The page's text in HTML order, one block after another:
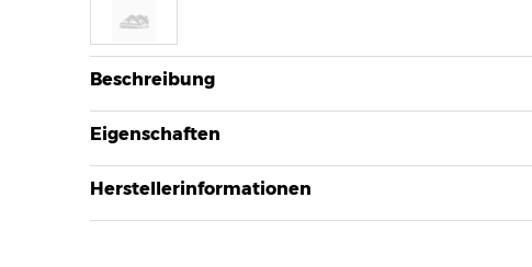
Beschreibung
Eigenschaften
Herstellerinformationen